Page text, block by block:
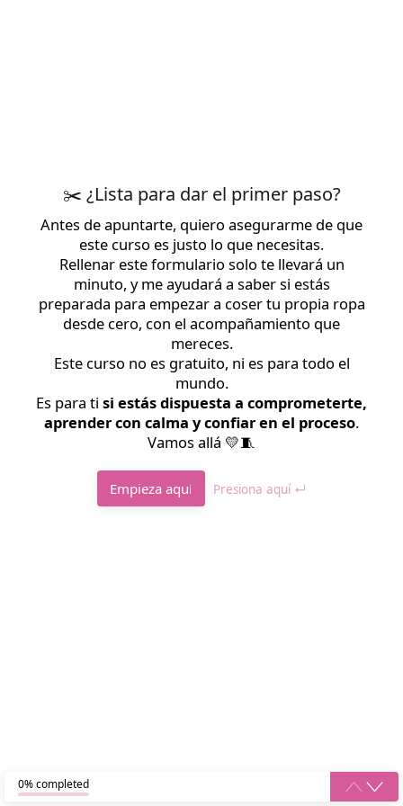
✂️ ¿Lista para dar el primer paso?
Antes de apuntarte, quiero asegurarme de que
este curso es justo lo que necesitas.
Rellenar este formulario solo te llevará un
minuto, y me ayudará a saber si estás
preparada para empezar a coser tu propia ropa
desde cero, con el acompañamiento que
mereces.
Este curso no es gratuito, ni es para todo el
mundo.
Es para ti si estás dispuesta a comprometerte,
aprender con calma y confiar en el proceso.
Vamos allá 💛🧵
Empieza aquí Presiona aquí ↵
0% completed